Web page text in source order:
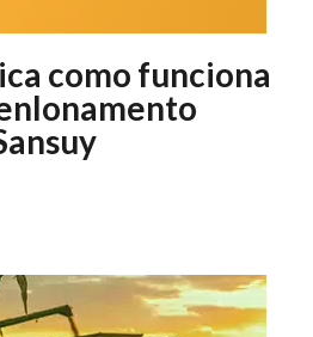
como funciona